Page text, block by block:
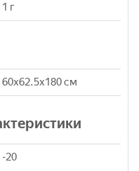
1 г
60x62.5x180 см
-20